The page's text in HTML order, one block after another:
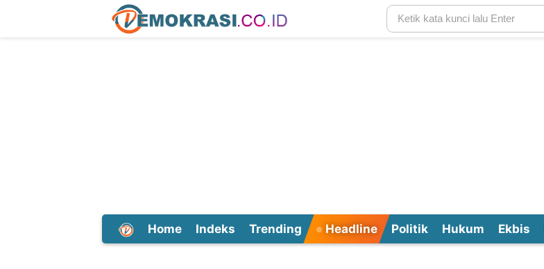
Home Indeks Trending Headline Politik Hukum Ekbis